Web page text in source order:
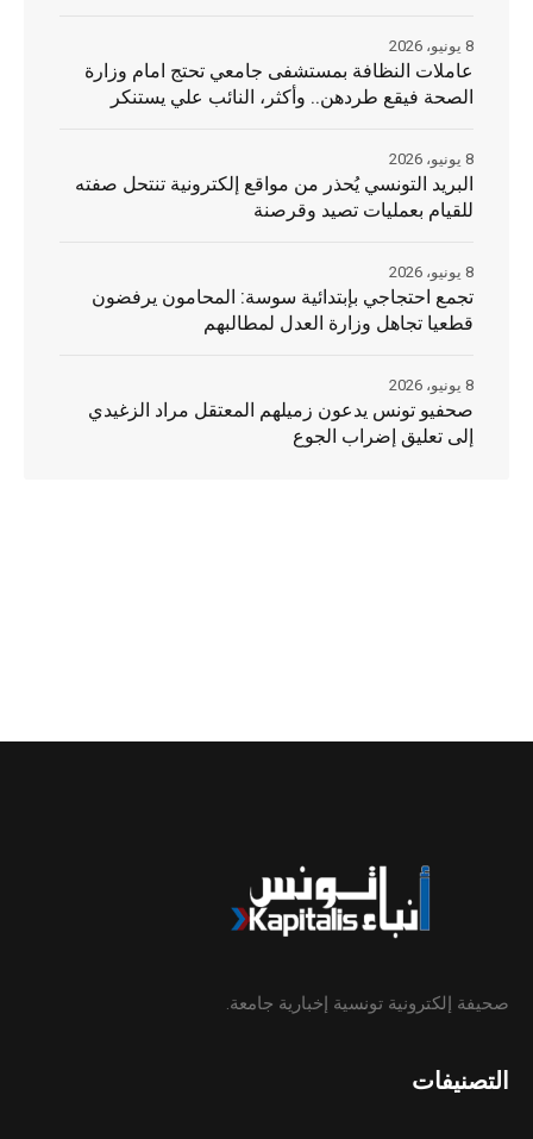
عاملات النظافة بمستشفى جامعي تحتج امام وزارة
الصحة فيقع طردهن.. وأكثر، النائب علي يستنكر
8 يونيو، 2026
البريد التونسي يُحذر من مواقع إلكترونية تنتحل صفته
للقيام بعمليات تصيد وقرصنة
8 يونيو، 2026
تجمع احتجاجي بإبتدائية سوسة: المحامون يرفضون
قطعيا تجاهل وزارة العدل لمطالبهم
8 يونيو، 2026
صحفيو تونس يدعون زميلهم المعتقل مراد الزغيدي
إلى تعليق إضراب الجوع
8 يونيو، 2026
صحيفة إلكترونية تونسية إخبارية جامعة.
التصنيفات